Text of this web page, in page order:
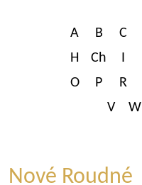
A B C
H
Ch I
O
P R
V
W
Nové Roudné